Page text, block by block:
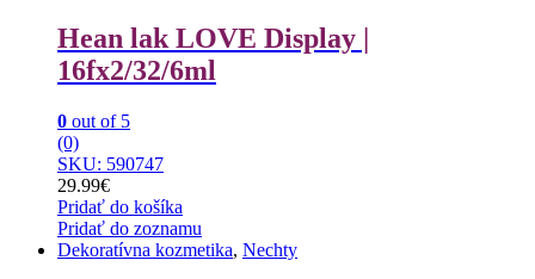
Hean lak LOVE Display |
16fx2/32/6ml
0 out of 5
(0)
SKU: 590747
29.99€
Pridať do košíka
Pridať do zoznamu
Dekoratívna kozmetika, Nechty